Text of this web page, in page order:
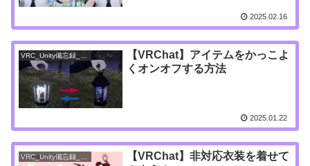
2025.02.16
【VRChat】アイテムをかっこよ
くオンオフする方法
2025.01.22
【VRChat】非対応衣装を着せて